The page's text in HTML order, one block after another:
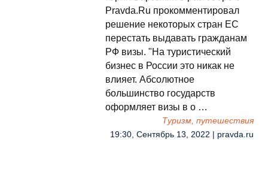
Pravda.Ru прокомментировал
решение некоторых стран ЕС
перестать выдавать гражданам
РФ визы. "На туристический
бизнес в России это никак не
влияет. Абсолютное
большинство государств
оформляет визы в о …
Туризм, путешествия
19:30, Сентябрь 13, 2022 | pravda.ru